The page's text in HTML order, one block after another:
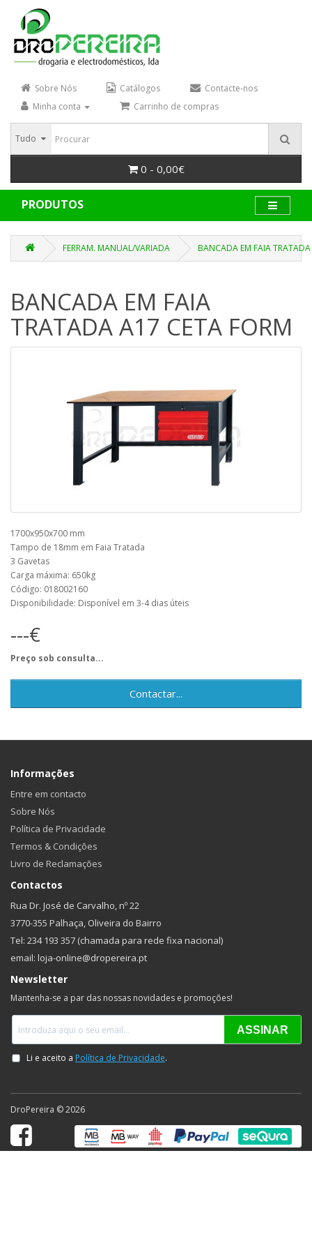
Sobre Nós Catálogos
Contacte-nos
Minha conta
Carrinho de compras
Tudo
0 - 0,00€
PRODUTOS
FERRAM. MANUAL/VARIADA BANCADA EM FAIA
BANCADA EM FAIA
TRATADA A17 CETA FORM
1700x950x700 mm
Tampo de 18mm em Faia Tratada
3 Gavetas
Carga máxima: 650kg
Código: 018002160
Disponibilidade: Disponível em 3-4 dias úteis
---€
Preço sob consulta...
Contactar...
Informações
Entre em contacto
Sobre Nós
Política de Privacidade
Termos & Condições
Livro de Reclamações
Contactos
Rua Dr. José de Carvalho, nº 22
3770-355 Palhaça, Oliveira do Bairro
Tel: 234 193 357 (chamada para rede fixa nacional)
email: loja-online@dropereira.pt
Newsletter
Mantenha-se a par das nossas novidades e promoções!
DroPereira © 2026